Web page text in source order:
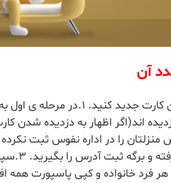
آن
چنانچه کارت کیملیک خود را گم کردید ، از این طریق
اند(اگر اظهار به دزدیده شدن
به این موضوع ندهد.) ۲.چنانچه آدرس منزلتان را در اداره
اعضای خانواده و
خانواده و کپی پاسپورت همه